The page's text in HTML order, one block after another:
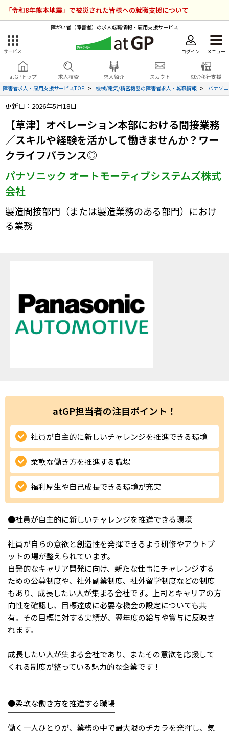
「令和8年熊本地震」で被災された皆様への就職支援について
障がい者（障害者）の求人転職情報・雇用支援サービス
サービス ログイン メニュー
atGPトップ 求人検索 求人紹介 スカウト
就労移行支援
障害者求人・雇用支援サービスTOP
機械/電気/精密機器の障害者求人・転職情報 パナソ
更新日：2026年5月18日
【草津】オペレーション本部における間接業務
／スキルや経験を活かして働きませんか？ワー
クライフバランス◎
パナソニック オートモーティブシステムズ株式
会社
製造間接部門（または製造業務のある部門）におけ
る業務
atGP担当者の注目ポイント！
社員が自主的に新しいチャレンジを推進できる環境
柔軟な働き方を推進する職場
福利厚生や自己成長できる環境が充実
●社員が自主的に新しいチャレンジを推進できる環境
￣￣￣￣￣￣￣￣￣￣￣￣￣￣￣￣￣￣￣￣￣￣￣￣
社員が自らの意欲と創造性を発揮できるよう研修やアウトプ
ットの場が整えられています。
自発的なキャリア開発に向け、新たな仕事にチャレンジする
ための公募制度や、社外副業制度、社外留学制度などの制度
もあり、成長したい人が集まる会社です。上司とキャリアの方
向性を確認し、目標達成に必要な機会の設定についても共
有。その目標に対する実績が、翌年度の給与や賞与に反映さ
れます。
成長したい人が集まる会社であり、またその意欲を応援して
くれる制度が整っている魅力的な企業です！
●柔軟な働き方を推進する職場
￣￣￣￣￣￣￣￣￣￣￣￣￣￣
働く一人ひとりが、業務の中で最大限のチカラを発揮し、気
障害者雇用のアットジーピー
サービスラインナップ
就転職支援サービス
障害者専門の就転職支援サービス
障害者アスリート専門の就転職支援サービス
ハイスキルな障害者の転職支援サービス
求人検索・スカウトサービス
障害別専門支援の就労移行支援サービス
IT・Web制作スキルを身につける就労移行支援サービス
ソーシャルファームサービス
しいたけ生産で実現する
新しい障害者雇用支援サービス
ご利用ガイド
法人向けページ
ログイン 会員登録 無料
atGPトップ
各種サービス
求人を紹介してもらう
スカウトを受ける
お問い合わせ・よくある質問
お問い合わせ
メニューを閉じる